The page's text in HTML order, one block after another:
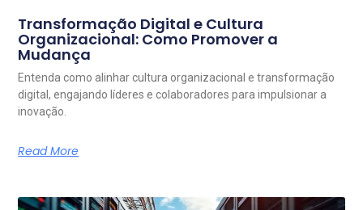
Transformação Digital e Cultura
Organizacional: Como Promover a
Mudança
Entenda como alinhar cultura organizacional e transformação
digital, engajando líderes e colaboradores para impulsionar a
inovação.
Read More